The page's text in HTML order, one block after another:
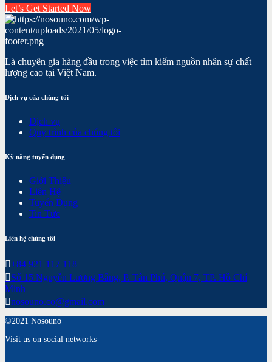
Let’s Get Started Now
Là chuyên gia hàng đầu trong việc tìm kiếm nguồn nhân sự chất
lượng cao tại Việt Nam.
Dịch vụ của chúng tôi
Dịch vụ
Quy trình của chúng tôi
Kỹ năng tuyển dụng
Giới Thiệu
Liên Hệ
Tuyển Dụng
Tin Tức
Liên hệ chúng tôi
+84 921 117 118
Số 15 Nguyễn Lương Bằng, P. Tân Phú, Quận 7, TP. Hồ Chí
Minh
nosouno.co@gmail.com
©2021 Nosouno
Visit us on social networks